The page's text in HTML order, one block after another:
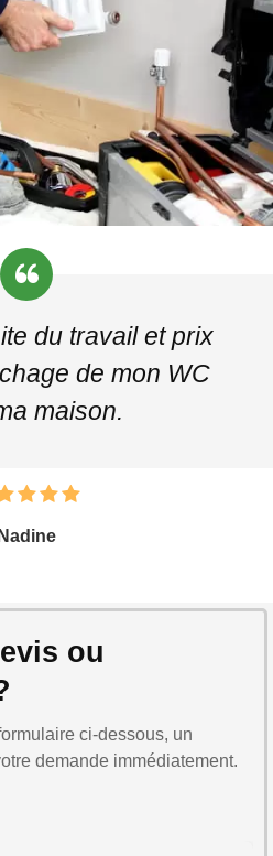
du travail et prix
de mon WC
maison.
Nadine
ou
ci-dessous, un
demande immédiatement.